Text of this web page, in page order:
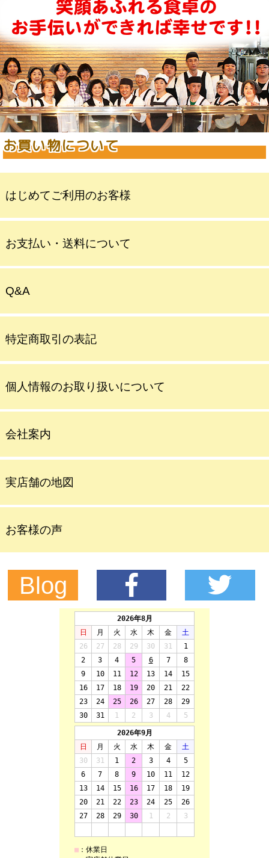
お買い物について
はじめてご利用のお客様
お支払い・送料について
Q&A
特定商取引の表記
個人情報のお取り扱いについて
会社案内
実店舗の地図
お客様の声
Blog